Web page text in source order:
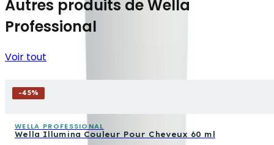
Autres produits de Wella
Professional
Voir tout
-45%
WELLA PROFESSIONAL
Wella Illumina Couleur Pour Cheveux 60 ml